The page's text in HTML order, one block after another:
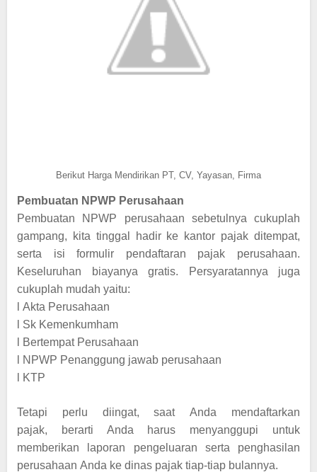
Berikut Harga Mendirikan PT, CV, Yayasan, Firma
Pembuatan NPWP Perusahaan
Pembuatan NPWP perusahaan sebetulnya cukuplah
gampang, kita tinggal hadir ke kantor pajak ditempat,
serta isi formulir pendaftaran pajak perusahaan.
Keseluruhan biayanya gratis. Persyaratannya juga
cukuplah mudah yaitu:
Akta Perusahaan
Sk Kemenkumham
Bertempat Perusahaan
NPWP Penanggung jawab perusahaan
KTP
Tetapi perlu diingat, saat Anda mendaftarkan
pajak, berarti Anda harus menyanggupi untuk
memberikan laporan pengeluaran serta penghasilan
perusahaan Anda ke dinas pajak tiap-tiap bulannya.